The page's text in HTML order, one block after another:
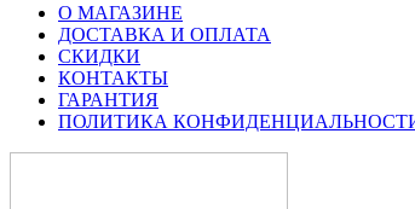
О МАГАЗИНЕ
ДОСТАВКА И ОПЛАТА
СКИДКИ
КОНТАКТЫ
ГАРАНТИЯ
ПОЛИТИКА